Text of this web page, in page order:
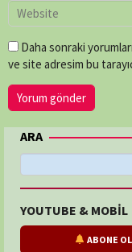
Daha sonraki
ve site adresim bu
ARA
YOUTUBE & MOBİL
ABONE OL